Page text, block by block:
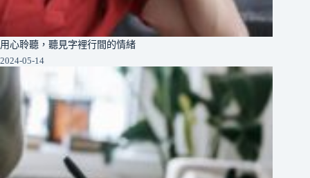
用心聆聽，聽見字裡行間的情緒
2024-05-14